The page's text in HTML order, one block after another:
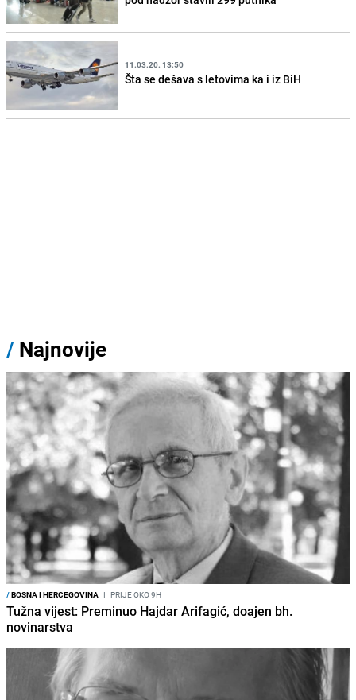
11.03.20. 13:50
Šta se dešava s letovima ka i iz BiH
/ Najnovije
/BOSNA I HERCEGOVINA I PRIJE OKO 9H
Tužna vijest: Preminuo Hajdar Arifagić, doajen bh.
novinarstva